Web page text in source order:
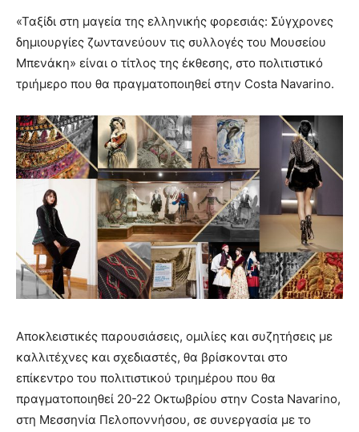
«Ταξίδι στη μαγεία της ελληνικής φορεσιάς: Σύγχρονες
δημιουργίες ζωντανεύουν τις συλλογές του Μουσείου
Μπενάκη» είναι ο τίτλος της έκθεσης, στο πολιτιστικό
τριήμερο που θα πραγματοποιηθεί στην Costa Navarino.
Αποκλειστικές παρουσιάσεις, ομιλίες και συζητήσεις με
καλλιτέχνες και σχεδιαστές, θα βρίσκονται στο
επίκεντρο του πολιτιστικού τριημέρου που θα
πραγματοποιηθεί 20-22 Οκτωβρίου στην Costa Navarino,
στη Μεσσηνία Πελοποννήσου, σε συνεργασία με το